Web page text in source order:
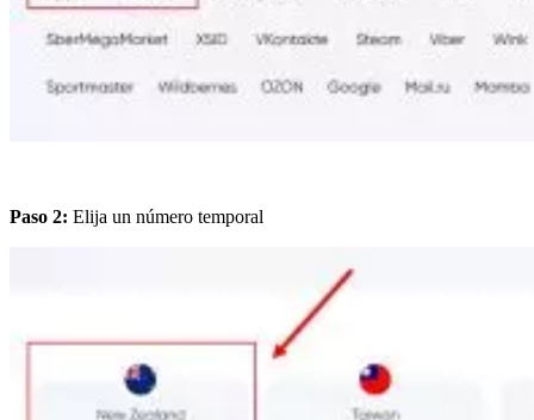
Paso 2: Elija un número temporal